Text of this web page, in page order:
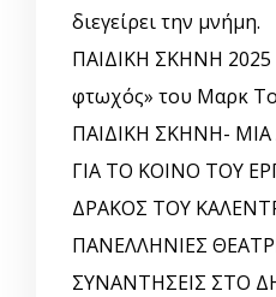
διεγείρει την μνήμη.
ΠΑΙΔΙΚΗ ΣΚΗΝΗ 2025
φτωχός» του Μαρκ
ΠΑΙΔΙΚΗ ΣΚΗΝΗ-
ΓΙΑ ΤΟ ΚΟΙΝΟ ΤΟΥ
ΔΡΑΚΟΣ ΤΟΥ
ΠΑΝΕΛΛΗΝΙΕΣ
ΣΥΝΑΝΤΗΣΕΙΣ ΣΤΟ